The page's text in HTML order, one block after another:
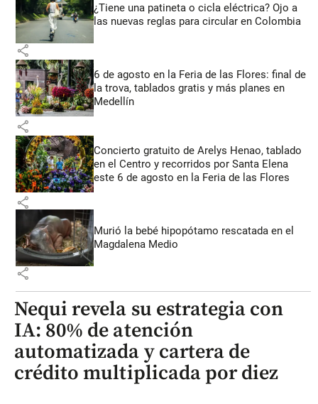
¿Tiene una patineta o cicla eléctrica? Ojo a
las nuevas reglas para circular en Colombia
share
6 de agosto en la Feria de las Flores: final de
la trova, tablados gratis y más planes en
Medellín
share
Concierto gratuito de Arelys Henao, tablado
en el Centro y recorridos por Santa Elena
este 6 de agosto en la Feria de las Flores
share
Murió la bebé hipopótamo rescatada en el
Magdalena Medio
share
Nequi revela su estrategia con
IA: 80% de atención
automatizada y cartera de
crédito multiplicada por diez